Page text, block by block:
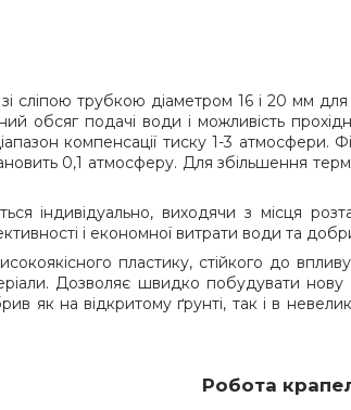
сліпою трубкою діаметром 16 і 20 мм
обсяг подачі води і можливість
компенсації тиску 1-3
0,1 атмосферу. Для збільшення
індивідуально, виходячи з місця
і економної витрати води та
пластику, стійкого до
Дозволяє швидко побудувати
як на відкритому ґрунті, так і в
Робота